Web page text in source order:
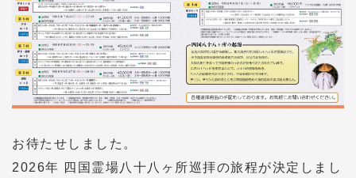
お待たせしました。
2026年 四国霊場八十八ヶ所巡拝の旅程が決定しまし